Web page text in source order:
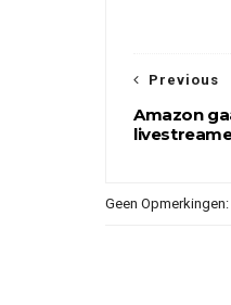
Previous
Amazon
Geen Opmerkingen: